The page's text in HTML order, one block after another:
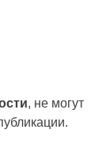
, не могут